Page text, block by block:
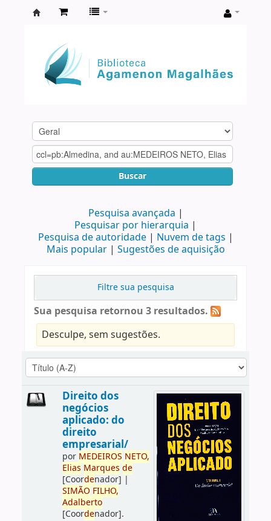
Agamenon
Magalhães
Buscar
Pesquisa avançada
Pesquisar por hierarquia
Pesquisa de autoridade
Nuvem de tags
Mais popular
Sugestões de aquisição
Filtre sua pesquisa
Sua pesquisa retornou 3 resultados.
Desculpe, sem sugestões.
Direito dos
negócios
aplicado: do
direito
empresarial/
por MEDEIROS NETO,
Elias Marques de
[Coordenador] |
SIMÃO FILHO,
Adalberto
[Coordenador].